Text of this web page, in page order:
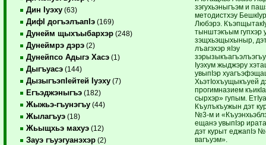
Дин Iуэху (63)
ДифI догъэлъапIэ (169)
Дунейм щыхъыбархэр (248)
Дунеймрэ дэрэ (2)
Дунейпсо Адыгэ Хасэ (1)
Дыгъуасэ (144)
ДызыгъэпIейтей Iуэху (7)
Егъэджэныгъэ (182)
Жыжьэ-гъунэгъу (44)
Жылагъуэ (18)
Жьыщхьэ махуэ (12)
Зауэ гъуэгуанэхэр (2)
зэгухьэныгъэм и
методистхэу
Любэрэ.
тынштэкъым гупхэр
зэщхьэщыхыныр,
лъагэхэр яIэу
Iуэхум жыджэру
увыпIэр
ХьэтIохъущыкъуей
прогимназием
сырхэр» гупым.
Къулъкъужын дэт
№3-м и
ещанэ увыпIэр
дэт курыт еджапIэ
вагъуэм».